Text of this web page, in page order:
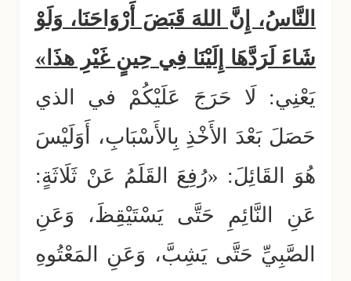
النَّاسُ، إِنَّ اللهَ قَبَضَ أَرْوَاحَنَا، وَلَوْ
شَاءَ لَرَدَّهَا إِلَيْنَا فِي حِينٍ غَيْرِ هذَا»
يَعْنِي: لَا حَرَجَ عَلَيْكُمْ في الذي
حَصَلَ بَعْدَ الأَخْذِ بِالأَسْبَابِ، أَوَلَيْسَ
هُوَ القَائِلَ: «رُفِعَ القَلَمُ عَنْ ثَلَاثَةٍ:
عَنِ النَّائِمِ حَتَّى يَسْتَيْقِظَ، وَعَنِ
الصَّبِيِّ حَتَّى يَشِبَّ، وَعَنِ المَعْتُوهِ